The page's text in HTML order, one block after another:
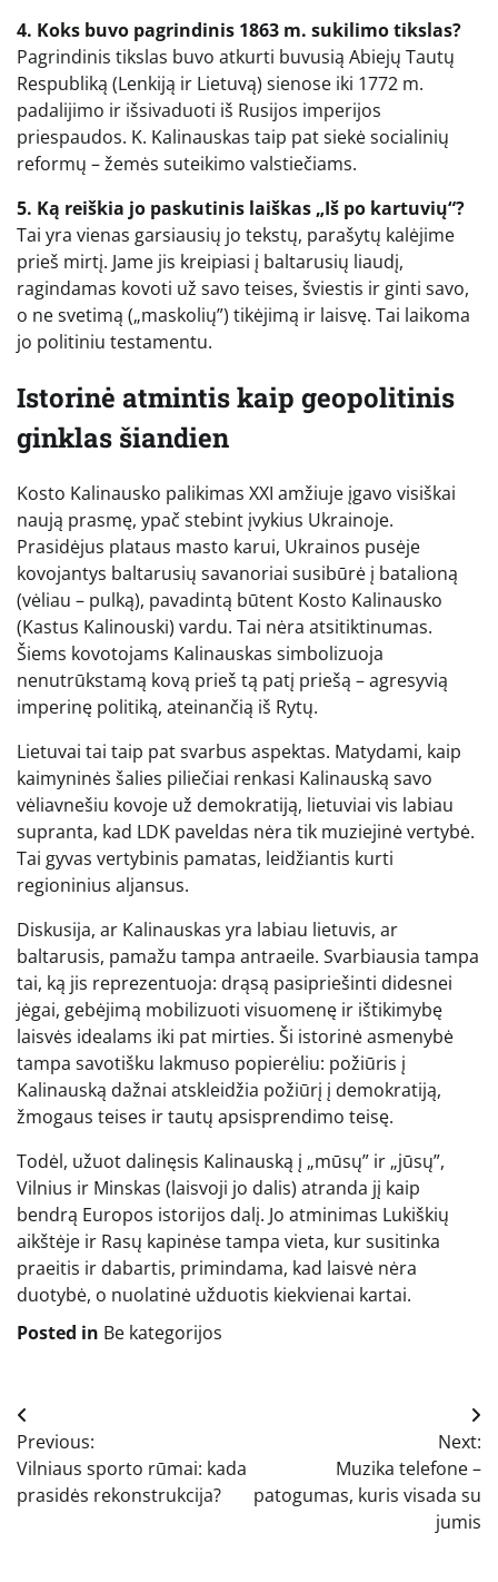
4. Koks buvo pagrindinis 1863 m. sukilimo tikslas?
Pagrindinis tikslas buvo atkurti buvusią Abiejų Tautų
Respubliką (Lenkiją ir Lietuvą) sienose iki 1772 m.
padalijimo ir išsivaduoti iš Rusijos imperijos
priespaudos. K. Kalinauskas taip pat siekė socialinių
reformų – žemės suteikimo valstiečiams.
5. Ką reiškia jo paskutinis laiškas „Iš po kartuvių“?
Tai yra vienas garsiausių jo tekstų, parašytų kalėjime
prieš mirtį. Jame jis kreipiasi į baltarusių liaudį,
ragindamas kovoti už savo teises, šviestis ir ginti savo,
o ne svetimą („maskolių”) tikėjimą ir laisvę. Tai laikoma
jo politiniu testamentu.
Istorinė atmintis kaip geopolitinis
ginklas šiandien
Kosto Kalinausko palikimas XXI amžiuje įgavo visiškai
naują prasmę, ypač stebint įvykius Ukrainoje.
Prasidėjus plataus masto karui, Ukrainos pusėje
kovojantys baltarusių savanoriai susibūrė į batalioną
(vėliau – pulką), pavadintą būtent Kosto Kalinausko
(Kastus Kalinouski) vardu. Tai nėra atsitiktinumas.
Šiems kovotojams Kalinauskas simbolizuoja
nenutrūkstamą kovą prieš tą patį priešą – agresyvią
imperinę politiką, ateinančią iš Rytų.
Lietuvai tai taip pat svarbus aspektas. Matydami, kaip
kaimyninės šalies piliečiai renkasi Kalinauską savo
vėliavnešiu kovoje už demokratiją, lietuviai vis labiau
supranta, kad LDK paveldas nėra tik muziejinė vertybė.
Tai gyvas vertybinis pamatas, leidžiantis kurti
regioninius aljansus.
Diskusija, ar Kalinauskas yra labiau lietuvis, ar
baltarusis, pamažu tampa antraeile. Svarbiausia tampa
tai, ką jis reprezentuoja: drąsą pasipriešinti didesnei
jėgai, gebėjimą mobilizuoti visuomenę ir ištikimybę
laisvės idealams iki pat mirties. Ši istorinė asmenybė
tampa savotišku lakmuso popierėliu: požiūris į
Kalinauską dažnai atskleidžia požiūrį į demokratiją,
žmogaus teises ir tautų apsisprendimo teisę.
Todėl, užuot dalinęsis Kalinauską į „mūsų” ir „jūsų”,
Vilnius ir Minskas (laisvoji jo dalis) atranda jį kaip
bendrą Europos istorijos dalį. Jo atminimas Lukiškių
aikštėje ir Rasų kapinėse tampa vieta, kur susitinka
praeitis ir dabartis, primindama, kad laisvė nėra
duotybė, o nuolatinė užduotis kiekvienai kartai.
Posted in Be kategorijos
Navigacija
tarp
įrašų
Previous:
Vilniaus sporto rūmai: kada
prasidės rekonstrukcija?
Next:
Muzika telefone –
patogumas, kuris visada su
jumis